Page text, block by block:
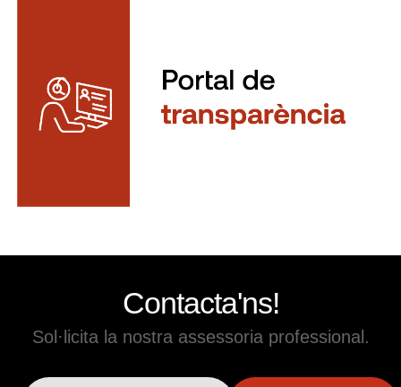
Contacta'ns!
Sol·licita la nostra assessoria professional.